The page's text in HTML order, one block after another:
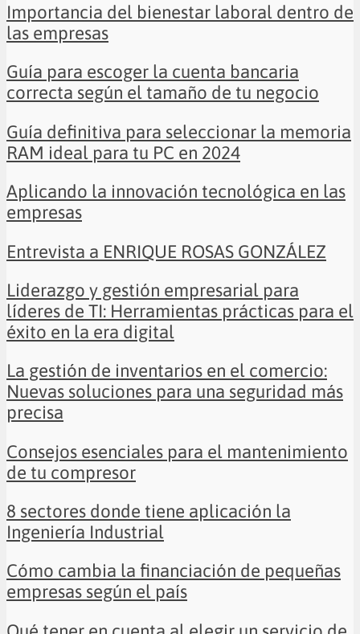
Importancia del bienestar laboral dentro de
las empresas
Guía para escoger la cuenta bancaria
correcta según el tamaño de tu negocio
Guía definitiva para seleccionar la memoria
RAM ideal para tu PC en 2024
Aplicando la innovación tecnológica en las
empresas
Entrevista a ENRIQUE ROSAS GONZÁLEZ
Liderazgo y gestión empresarial para
líderes de TI: Herramientas prácticas para el
éxito en la era digital
La gestión de inventarios en el comercio:
Nuevas soluciones para una seguridad más
precisa
Consejos esenciales para el mantenimiento
de tu compresor
8 sectores donde tiene aplicación la
Ingeniería Industrial
Cómo cambia la financiación de pequeñas
empresas según el país